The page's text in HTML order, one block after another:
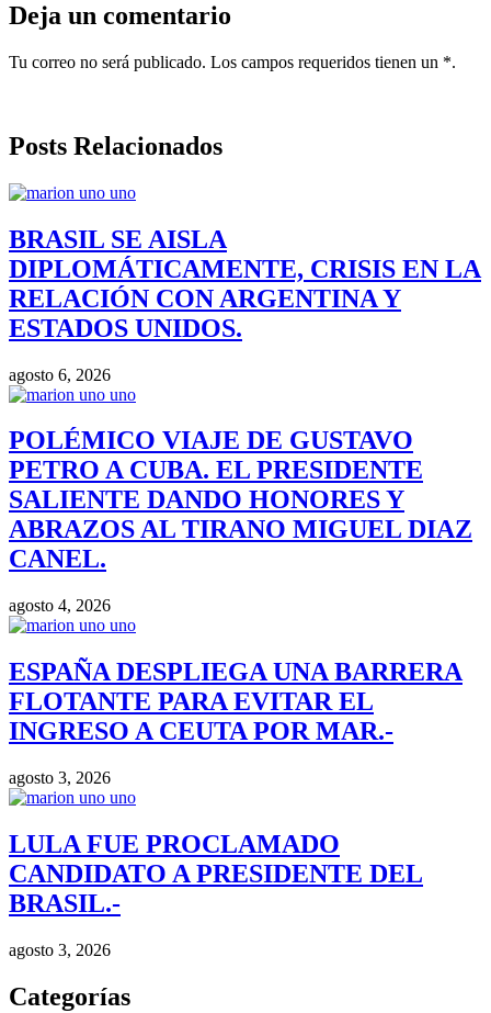
Deja un comentario
Tu correo no será publicado. Los campos requeridos tienen un *.
Posts Relacionados
BRASIL SE AISLA
DIPLOMÁTICAMENTE, CRISIS EN LA
RELACIÓN CON ARGENTINA Y
ESTADOS UNIDOS.
agosto 6, 2026
POLÉMICO VIAJE DE GUSTAVO
PETRO A CUBA. EL PRESIDENTE
SALIENTE DANDO HONORES Y
ABRAZOS AL TIRANO MIGUEL DIAZ
CANEL.
agosto 4, 2026
ESPAÑA DESPLIEGA UNA BARRERA
FLOTANTE PARA EVITAR EL
INGRESO A CEUTA POR MAR.-
agosto 3, 2026
LULA FUE PROCLAMADO
CANDIDATO A PRESIDENTE DEL
BRASIL.-
agosto 3, 2026
Categorías